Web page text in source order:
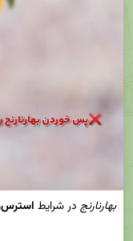
بهارنارنج در شرایط استرس‌زا